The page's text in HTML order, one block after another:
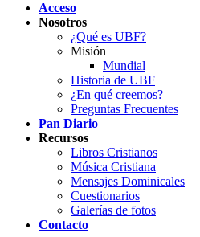
Acceso
Nosotros
¿Qué es UBF?
Misión
Mundial
Historia de UBF
¿En qué creemos?
Preguntas Frecuentes
Pan Diario
Recursos
Libros Cristianos
Música Cristiana
Mensajes Dominicales
Cuestionarios
Galerías de fotos
Contacto